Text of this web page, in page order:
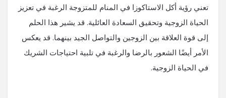
تعني رؤية أكل الاستاكوزا في المنام للمتزوجة الرغبة في تعزيز
الحياة الزوجية وتحقيق السعادة العائلية. قد يشير هذا الحلم
إلى قوة العلاقة بين الزوجين والتواصل الجيد بينهما. قد يعكس
الأمر أيضًا الشعور بالرضا والرغبة في تلبية احتياجات الشريك
في الحياة الزوجية.